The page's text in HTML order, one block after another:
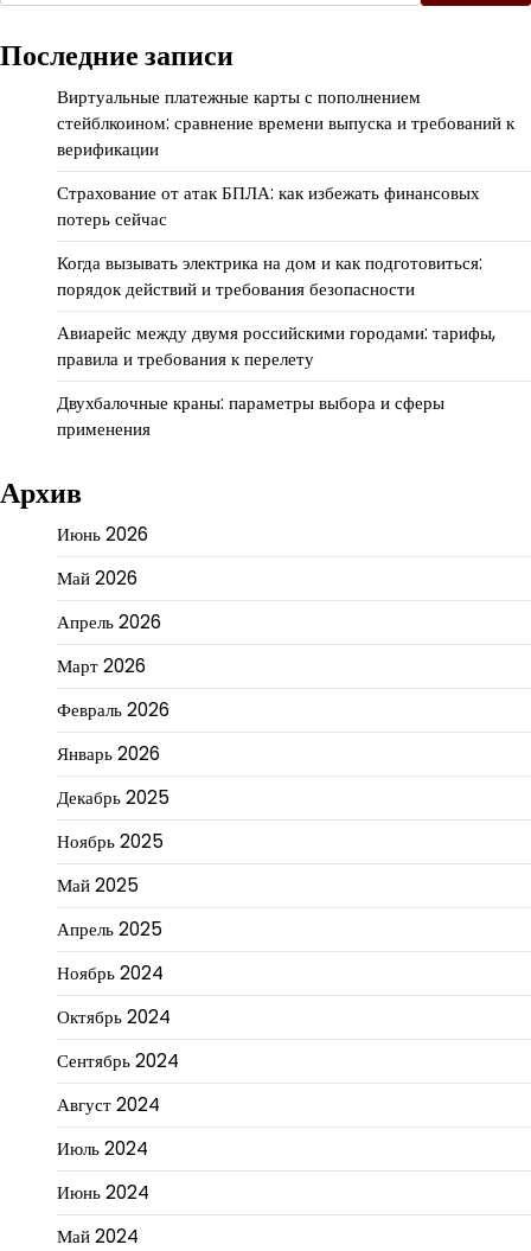
Последние записи
Виртуальные платежные карты с пополнением
стейблкоином: сравнение времени выпуска и требований к
верификации
Страхование от атак БПЛА: как избежать финансовых
потерь сейчас
Когда вызывать электрика на дом и как подготовиться:
порядок действий и требования безопасности
Авиарейс между двумя российскими городами: тарифы,
правила и требования к перелету
Двухбалочные краны: параметры выбора и сферы
применения
Архив
Июнь 2026
Май 2026
Апрель 2026
Март 2026
Февраль 2026
Январь 2026
Декабрь 2025
Ноябрь 2025
Май 2025
Апрель 2025
Ноябрь 2024
Октябрь 2024
Сентябрь 2024
Август 2024
Июль 2024
Июнь 2024
Май 2024